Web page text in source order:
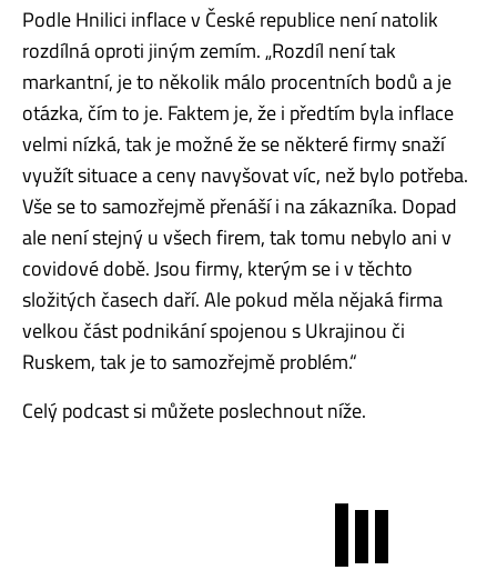
Podle Hnilici inflace v České republice není natolik
rozdílná oproti jiným zemím. „Rozdíl není tak
markantní, je to několik málo procentních bodů a je
otázka, čím to je. Faktem je, že i předtím byla inflace
velmi nízká, tak je možné že se některé firmy snaží
využít situace a ceny navyšovat víc, než bylo potřeba.
Vše se to samozřejmě přenáší i na zákazníka. Dopad
ale není stejný u všech firem, tak tomu nebylo ani v
covidové době. Jsou firmy, kterým se i v těchto
složitých časech daří. Ale pokud měla nějaká firma
velkou část podnikání spojenou s Ukrajinou či
Ruskem, tak je to samozřejmě problém.“
Celý podcast si můžete poslechnout níže.